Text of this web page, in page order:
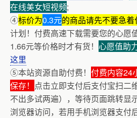
在线美女短视频;
④标价为0.3元的商品请先不要急着
计划！付费高速下载需要您的心愿
1.66元等价格时才有货！ 心愿值助
这里
⑤本站资源自助付费！ 付费内容24
保存！ 点击立即支付后支付宝扫二
不出多试两遍），等待页面跳转显
浏览器访问，若用手机浏览器支付